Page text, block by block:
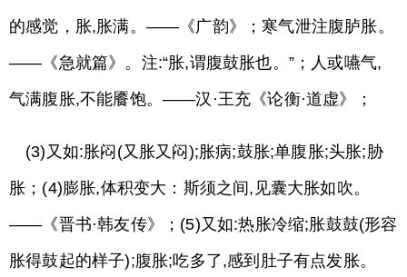
的感觉，胀,胀满。——《广韵》；寒气泄注腹胪胀。
——《急就篇》。注:“胀,谓腹鼓胀也。”；人或嚥气,
气满腹胀,不能餍饱。——汉·王充《论衡·道虚》；
(3)又如:胀闷(又胀又闷);胀病;鼓胀;单腹胀;头胀;胁
胀；(4)膨胀,体积变大：斯须之间,见囊大胀如吹。
——《晋书·韩友传》；(5)又如:热胀冷缩;胀鼓鼓(形容
胀得鼓起的样子);腹胀;吃多了,感到肚子有点发胀。